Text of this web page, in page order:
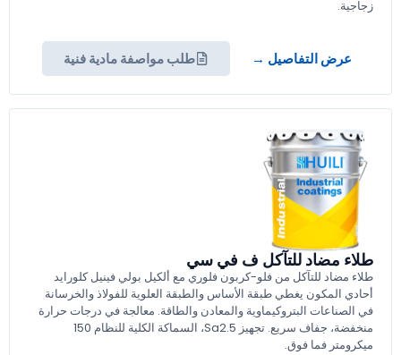
زجاجية.
عرض التفاصيل → طلب مواصفة مادية فنية
طلاء مضاد للتآكل ف في سي
طلاء مضاد للتآكل من فلو-كربون فلوري مع ألكيل بولي فينيل كلورايد
أحادي المكون يغطي طبقة الأساس والطبقة العلوية للفولاذ والخرسانة
في الصناعات البتروكيماوية والمعادن والطاقة. معالجة في درجات حرارة
منخفضة، جفاف سريع. تجهيز Sa2.5، السماكة الكلية للنظام 150
ميكرومتر فما فوق.